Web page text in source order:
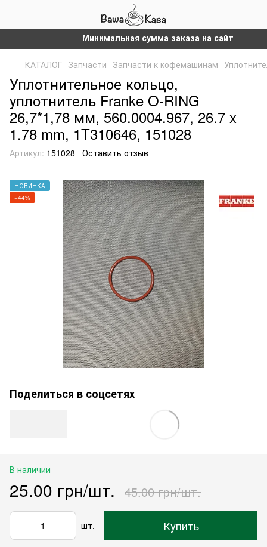
Минимальная сумма заказа на сайте – 300
КАТАЛОГ Запчасти Запчасти к кофемашинам
Уплотнительное кольцо,
уплотнитель Franke O-RING
26,7*1,78 мм, 560.0004.967, 26.7 x
1.78 mm, 1T310646, 151028
Артикул: 151028 Оставить отзыв
НОВИНКА
−44%
Поделиться в соцсетях
В наличии
25.00 грн/шт. 45.00 грн/шт.
шт. Купить